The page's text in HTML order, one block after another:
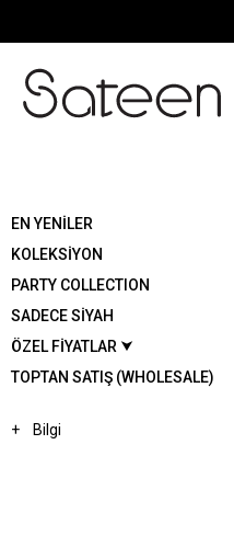
EN YENİLER
KOLEKSİYON
PARTY COLLECTION
SADECE SİYAH
ÖZEL FİYATLAR ⮟
TOPTAN SATIŞ (WHOLESALE)
Bilgi